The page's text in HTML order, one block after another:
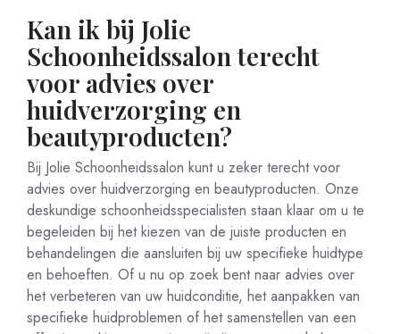
Kan ik bij Jolie
Schoonheidssalon terecht
voor advies over
huidverzorging en
beautyproducten?
Bij Jolie Schoonheidssalon kunt u zeker terecht voor
advies over huidverzorging en beautyproducten. Onze
deskundige schoonheidsspecialisten staan klaar om u te
begeleiden bij het kiezen van de juiste producten en
behandelingen die aansluiten bij uw specifieke huidtype
en behoeften. Of u nu op zoek bent naar advies over
het verbeteren van uw huidconditie, het aanpakken van
specifieke huidproblemen of het samenstellen van een